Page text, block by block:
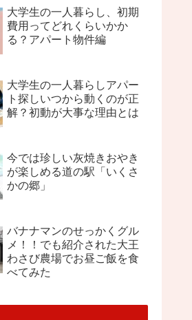
大学生の一人暮らし、初期
費用ってどれくらいかか
る？アパート物件編
大学生の一人暮らしアパー
ト探しいつから動くのが正
解？初動が大事な理由とは
今では珍しい灰焼きおやき
が楽しめる道の駅「いくさ
かの郷」
バナナマンのせっかくグル
メ！！でも紹介された大王
わさび農場でお昼ご飯を食
べてみた